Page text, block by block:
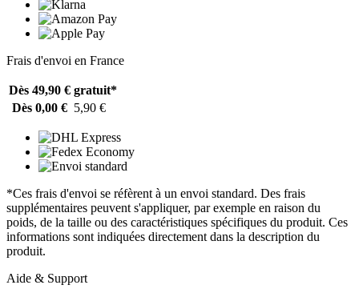
Frais d'envoi en France
Dès 49,90 € gratuit*
Dès 0,00 € 5,90 €
*Ces frais d'envoi se réfèrent à un envoi standard. Des frais
supplémentaires peuvent s'appliquer, par exemple en raison du
poids, de la taille ou des caractéristiques spécifiques du produit. Ces
informations sont indiquées directement dans la description du
produit.
Aide & Support